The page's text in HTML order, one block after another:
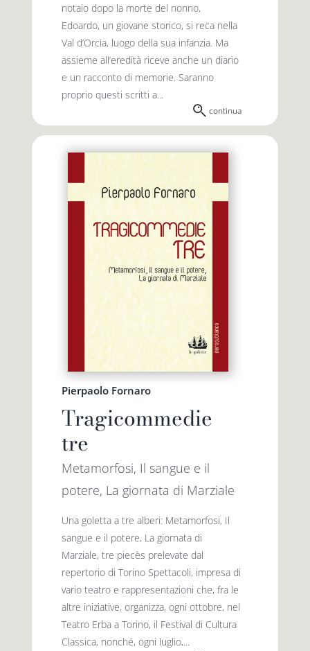
notaio dopo la morte del nonno,
Edoardo, un giovane storico, si reca nella
Val d’Orcia, luogo della sua infanzia. Ma
assieme all’eredità riceve anche un diario
e un racconto di memorie. Saranno
proprio questi scritti a...
continua
Pierpaolo Fornaro
Tragicommedie
tre
Metamorfosi, Il sangue e il
potere, La giornata di Marziale
Una goletta a tre alberi: Metamorfosi, Il
sangue e il potere, La giornata di
Marziale, tre piecès prelevate dal
repertorio di Torino Spettacoli, impresa di
vario teatro e rappresentazioni che, fra le
altre iniziative, organizza, ogni ottobre, nel
Teatro Erba a Torino, il Festival di Cultura
Classica, nonché, ogni luglio,...